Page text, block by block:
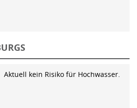
Aktuell kein Risiko für Hochwasser.